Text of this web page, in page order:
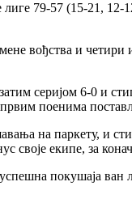
79-57 (15-21,
вођства и четири
серијом 6-0 и
поенима
на паркету, и
екипе, за
покушаја